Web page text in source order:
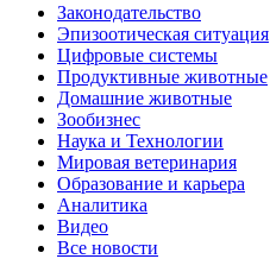
Законодательство
Эпизоотическая ситуация
Цифровые системы
Продуктивные животные
Домашние животные
Зообизнес
Наука и Технологии
Мировая ветеринария
Образование и карьера
Аналитика
Видео
Все новости